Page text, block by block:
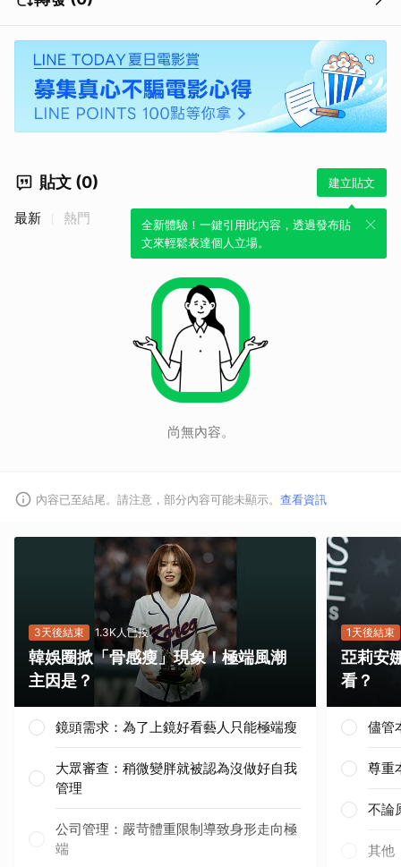
貼文 (0) 建立貼文
全新體驗！一鍵引用此內容，透過發布貼
文來輕鬆表達個人立場。
最新 熱門
尚無內容。
內容已至結尾。請注意，部分內容可能未顯示。 查看資訊
3天後結束 1.3K人已投
韓娛圈掀「骨感瘦」現象！極端風潮
主因是？
鏡頭需求：為了上鏡好看藝人只能極端瘦
大眾審查：稍微變胖就被認為沒做好自我
管理
公司管理：嚴苛體重限制導致身形走向極
端
1天後結束
亞莉安
看？
儘管
尊重
不論
其他